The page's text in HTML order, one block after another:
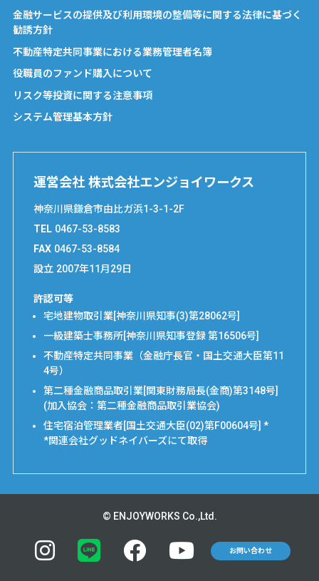
金融サービスの提供及び利用環境の整備等に関する法律に基づく
勧誘方針
不動産特定共同事業における業務管理者名簿
役職員のファンド購入について
リスク等投資に関する注意事項
システム管理基本方針
運営会社 株式会社エンジョイワークス
神奈川県鎌倉市由比ガ浜1-3-1-2F
TEL 0467-53-8583
FAX 0467-53-8584
設立 2007年11月29日
許認可等
宅地建物取引業[神奈川県知事(3)第28062号]
一級建築士事務所[神奈川県知事登録 第16506号]
不動産特定共同事業（金融庁長官・国土交通大臣第11
4号）
第二種金融商品取引業[関東財務局長(金商)第3148号]
(加入協会：第二種金融商品取引業協会)
住宅宿泊管理業者[国土交通大臣(02)第F00604号] *
*関連会社グッドネイバーズにて取得
© ENJOYWORKS Co.,Ltd.
お問い合わせ